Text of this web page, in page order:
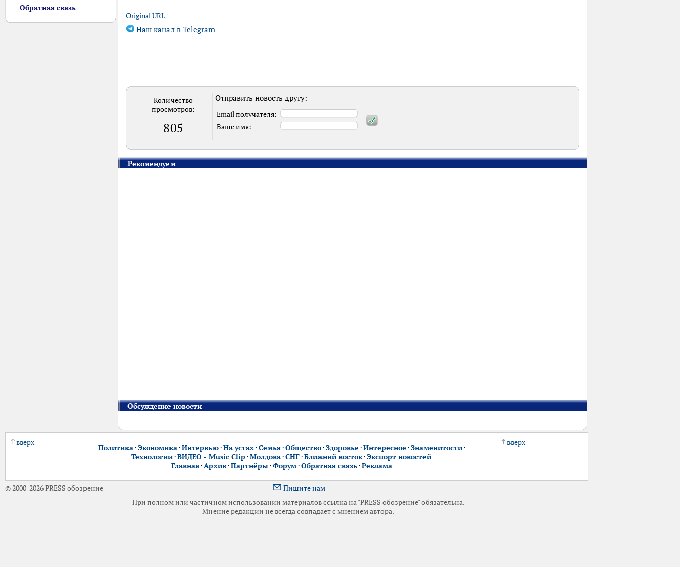
Обратная связь
Original URL
Наш канал в Telegram
Количество
просмотров:
805
Отправить новость другу:
Email получателя:
Ваше имя:
Рекомендуем
Обсуждение новости
вверх
Политика·Экономика·Интервью·На устах·Семья·Общество·Здоровье ·Интересное ·Знаменитости·
Технологии·ВИДЕО - Music Clip ·Молдова·СНГ·Ближний восток·Экспорт новостей
Главная·Архив·Партнёры·Форум·Обратная связь·Реклама
вверх
© 2000-2026 PRESS обозрение
Пишите нам
При полном или частичном использовании материалов ссылка на "PRESS обозрение" обязательна.
Мнение редакции не всегда совпадает с мнением автора.